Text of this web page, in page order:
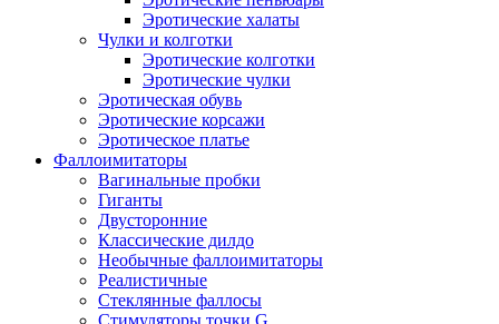
Эротические халаты
Чулки и колготки
Эротические колготки
Эротические чулки
Эротическая обувь
Эротические корсажи
Эротическое платье
Фаллоимитаторы
Вагинальные пробки
Гиганты
Двусторонние
Классические дилдо
Необычные фаллоимитаторы
Реалистичные
Стеклянные фаллосы
Стимуляторы точки G